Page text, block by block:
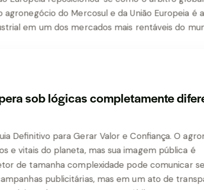
sob lógicas completamente